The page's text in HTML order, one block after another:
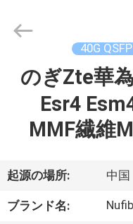
ダ
ク
Shenzhen
Fivision
Rights
Reserved.
40G
のぎZte華
Esr4
MMF繊維
起源の場所: 中国
ブランド名: